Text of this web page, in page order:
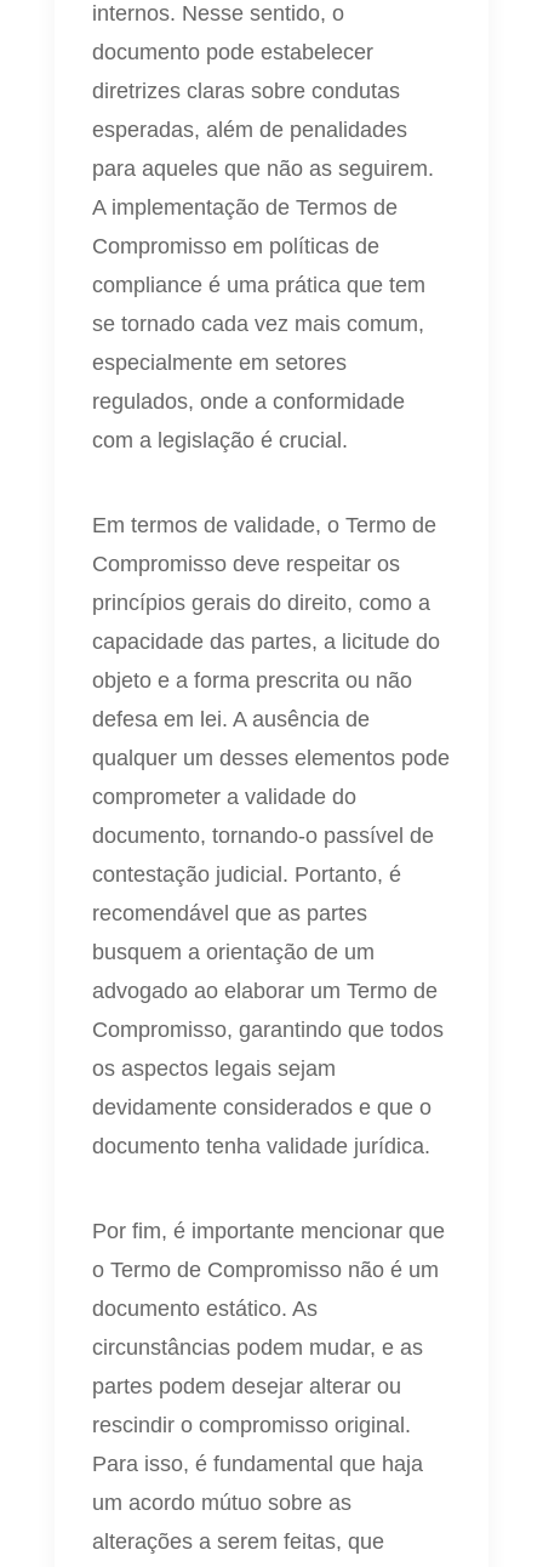
internos. Nesse sentido, o
documento pode estabelecer
diretrizes claras sobre condutas
esperadas, além de penalidades
para aqueles que não as seguirem.
A implementação de Termos de
Compromisso em políticas de
compliance é uma prática que tem
se tornado cada vez mais comum,
especialmente em setores
regulados, onde a conformidade
com a legislação é crucial.
Em termos de validade, o Termo de
Compromisso deve respeitar os
princípios gerais do direito, como a
capacidade das partes, a licitude do
objeto e a forma prescrita ou não
defesa em lei. A ausência de
qualquer um desses elementos pode
comprometer a validade do
documento, tornando-o passível de
contestação judicial. Portanto, é
recomendável que as partes
busquem a orientação de um
advogado ao elaborar um Termo de
Compromisso, garantindo que todos
os aspectos legais sejam
devidamente considerados e que o
documento tenha validade jurídica.
Por fim, é importante mencionar que
o Termo de Compromisso não é um
documento estático. As
circunstâncias podem mudar, e as
partes podem desejar alterar ou
rescindir o compromisso original.
Para isso, é fundamental que haja
um acordo mútuo sobre as
alterações a serem feitas, que